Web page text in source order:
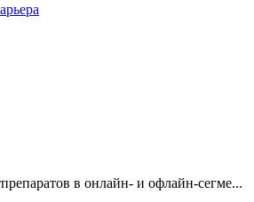
в онлайн- и офлайн-сегме...